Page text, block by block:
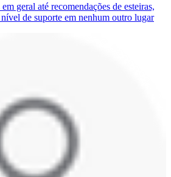
geral até recomendações de esteiras,
de suporte em nenhum outro lugar